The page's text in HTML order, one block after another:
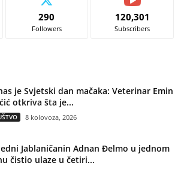
290
Followers
120,301
Subscribers
je Svjetski dan mačaka: Veterinar Emin
otkriva šta je...
8 kolovoza, 2026
Jablaničanin Adnan Đelmo u jednom
čistio ulaze u četiri...